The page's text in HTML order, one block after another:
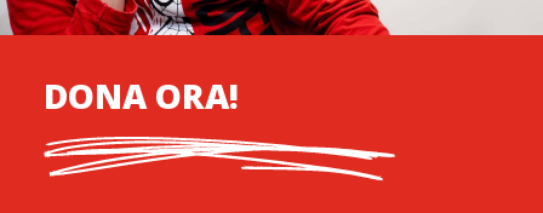
DONA ORA!